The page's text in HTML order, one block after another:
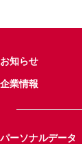
お知らせ
企業情報
パーソナルデータ